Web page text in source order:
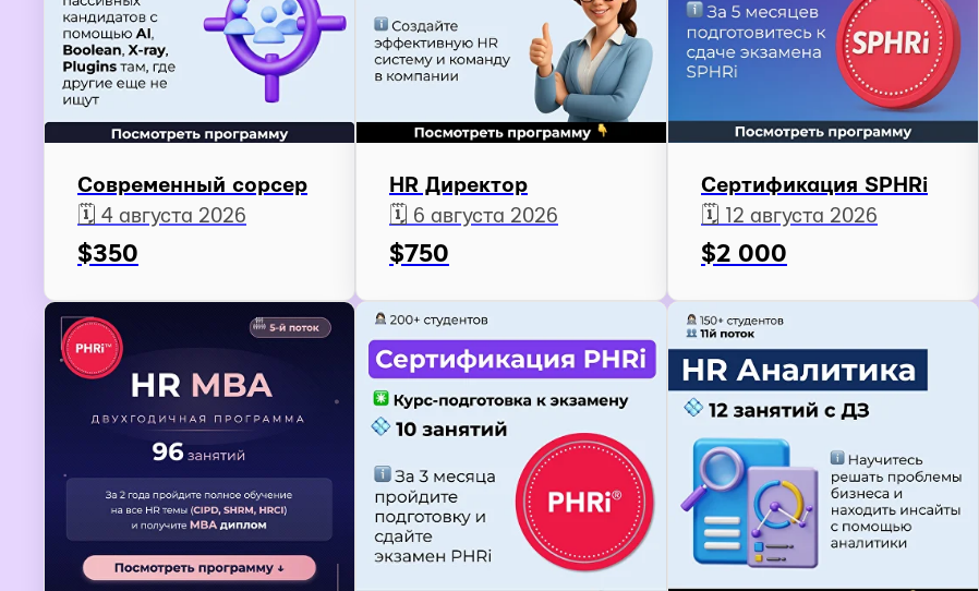
Современный сорсер
🗓️ 4 августа 2026
$350
HR Директор
🗓️ 6 августа 2026
$750
Сертификация SPHRi
🗓️ 12 августа 2026
$2 000